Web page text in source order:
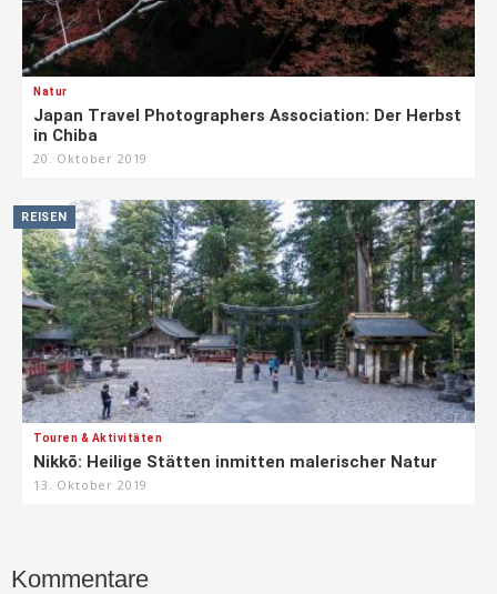
Natur
Japan Travel Photographers Association: Der Herbst
in Chiba
20. Oktober 2019
REISEN
Touren & Aktivitäten
Nikkō: Heilige Stätten inmitten malerischer Natur
13. Oktober 2019
Kommentare